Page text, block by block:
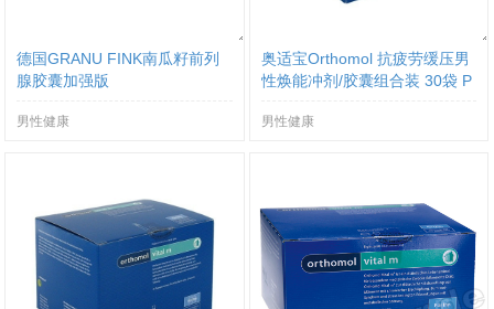
德国GRANU FINK南瓜籽前列
腺胶囊加强版
男性健康
奥适宝Orthomol 抗疲劳缓压男
性焕能冲剂/胶囊组合装 30袋 P
男性健康